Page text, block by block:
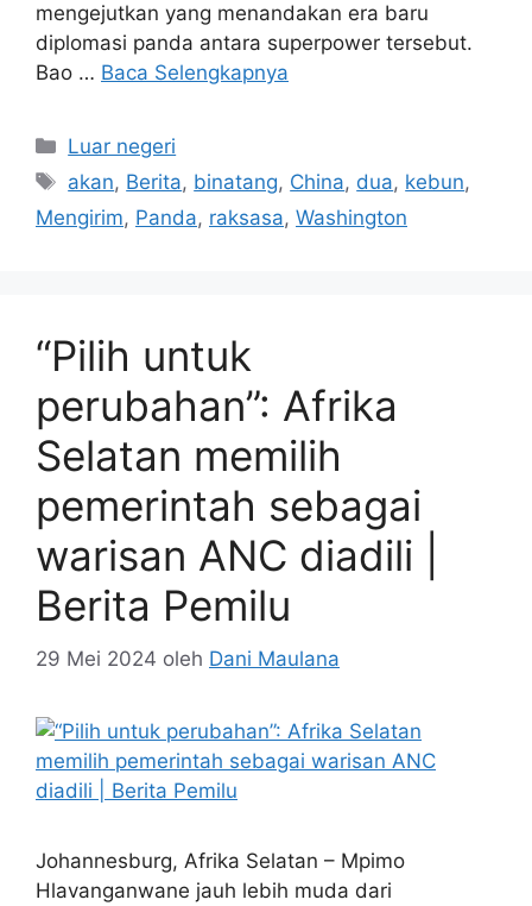
mengejutkan yang menandakan era baru
diplomasi panda antara superpower tersebut.
Bao … Baca Selengkapnya
Kategori
Luar negeri
Tag
akan, Berita, binatang, China, dua, kebun,
Mengirim, Panda, raksasa, Washington
“Pilih untuk
perubahan”: Afrika
Selatan memilih
pemerintah sebagai
warisan ANC diadili |
Berita Pemilu
29 Mei 2024 oleh Dani Maulana
Johannesburg, Afrika Selatan – Mpimo
Hlavanganwane jauh lebih muda dari